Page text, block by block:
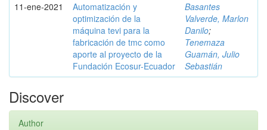
11-ene-2021
Automatización y
optimización de la
máquina tevi para la
fabricación de tmc como
aporte al proyecto de la
Fundación Ecosur-Ecuador
Basantes
Valverde, Marlon
Danilo;
Tenemaza
Guamán, Julio
Sebastián
Discover
Author